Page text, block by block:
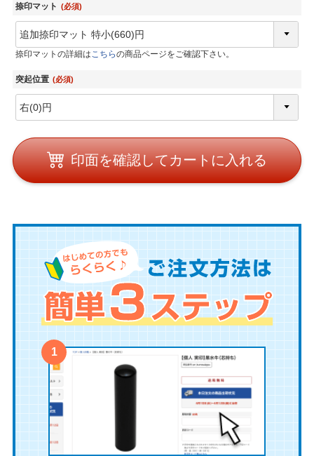
捺印マット (必須)
捺印マットの詳細は こちらの商品ページをご確認下さい。
突起位置 (必須)
印面を確認してカートに入れる